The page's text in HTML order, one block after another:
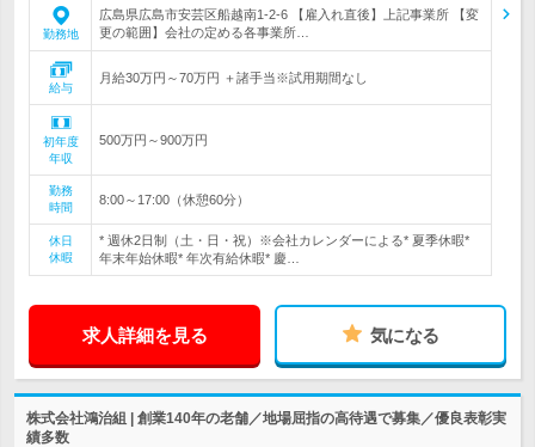
勤務地
広島県広島市安芸区船越南1-2-6 【雇入れ直後】上記事業所 【変
更の範囲】会社の定める各事業所…
給与
月給30万円～70万円 ＋諸手当※試用期間なし
初年度
年収
500万円～900万円
勤務
時間
8:00～17:00（休憩60分）
休日
休暇
* 週休2日制（土・日・祝）※会社カレンダーによる* 夏季休暇*
年末年始休暇* 年次有給休暇* 慶…
求人詳細を見る 気になる
株式会社鴻治組 | 創業140年の老舗／地場屈指の高待遇で募集／優良表彰実
績多数